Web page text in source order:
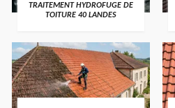
TRAITEMENT HYDROFUGE DE
TOITURE 40 LANDES